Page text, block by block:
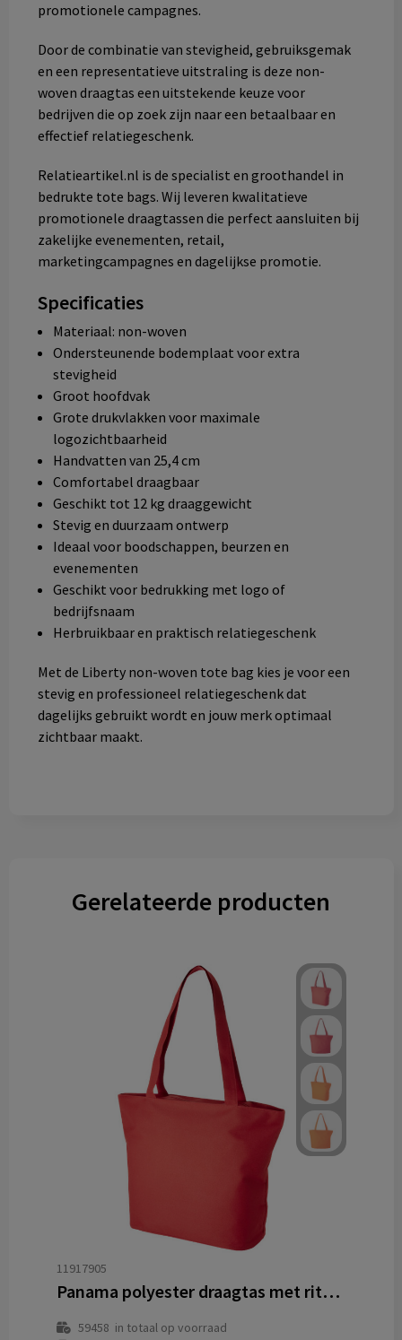
promotionele campagnes.
Door de combinatie van stevigheid, gebruiksgemak
en een representatieve uitstraling is deze non-
woven draagtas een uitstekende keuze voor
bedrijven die op zoek zijn naar een betaalbaar en
effectief relatiegeschenk.
Relatieartikel.nl is de specialist en groothandel in
bedrukte tote bags. Wij leveren kwalitatieve
promotionele draagtassen die perfect aansluiten bij
zakelijke evenementen, retail,
marketingcampagnes en dagelijkse promotie.
Specificaties
Materiaal: non-woven
Ondersteunende bodemplaat voor extra
stevigheid
Groot hoofdvak
Grote drukvlakken voor maximale
logozichtbaarheid
Handvatten van 25,4 cm
Comfortabel draagbaar
Geschikt tot 12 kg draaggewicht
Stevig en duurzaam ontwerp
Ideaal voor boodschappen, beurzen en
evenementen
Geschikt voor bedrukking met logo of
bedrijfsnaam
Herbruikbaar en praktisch relatiegeschenk
Met de Liberty non-woven tote bag kies je voor een
stevig en professioneel relatiegeschenk dat
dagelijks gebruikt wordt en jouw merk optimaal
zichtbaar maakt.
Gerelateerde producten
11917905
Panama polyester draagtas met rits 20L
59458 in totaal op voorraad